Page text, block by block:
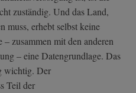
zuständig. Und das Land,
muss, erhebt selbst keine
zusammen mit den anderen
– eine Datengrundlage. Das
wichtig. Der
Teil der